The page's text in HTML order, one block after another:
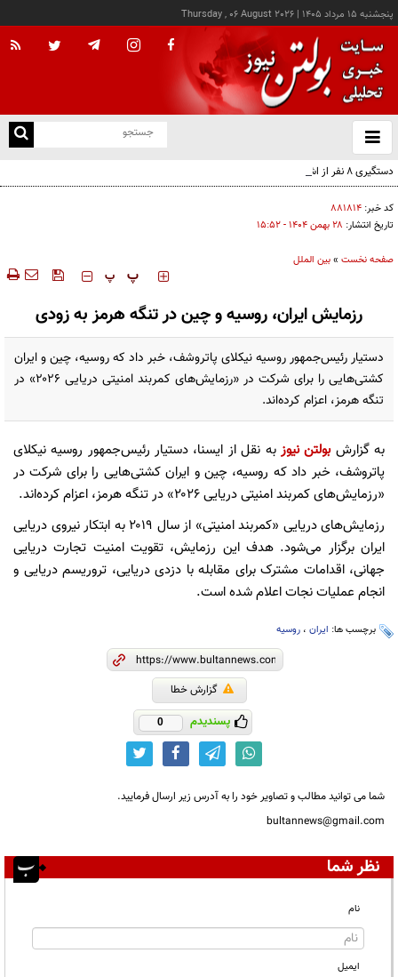
پنجشنبه ۱۵ مرداد ۱۴۰۵ |
Thursday , 06 August 2026
باز
و
دستگیری ۸ نفر از اشرار مسلح شاخص و مرتبطین گروهک‌های تروریستی
کد خبر: ۸۸۱۸۱۴
تاریخ انتشار: ۲۸ بهمن ۱۴۰۴ - ۱۵:۵۲
صفحه نخست »بین الملل
‍‍‍ پ پ
رزمایش ایران، روسیه و چین در تنگه هرمز به زودی
دستیار رئیس‌جمهور روسیه نیکلای پاتروشف، خبر داد که روسیه، چین و ایران
کشتی‌هایی را برای شرکت در «رزمایش‌های کمربند امنیتی دریایی ۲۰۲۶» در
تنگه هرمز، اعزام کرده‌اند.
به گزارشبولتن نیوز به نقل از ایسنا، دستیار رئیس‌جمهور روسیه نیکلای
پاتروشف، خبر داد که روسیه، چین و ایران کشتی‌هایی را برای شرکت در
«رزمایش‌های کمربند امنیتی دریایی ۲۰۲۶» در تنگه هرمز، اعزام کرده‌اند.
رزمایش‌های دریایی «کمربند امنیتی» از سال ۲۰۱۹ به ابتکار نیروی دریایی
ایران برگزار می‌شود. هدف این رزمایش، تقویت امنیت تجارت دریایی
جهانی، اقدامات مشترک برای مقابله با دزدی دریایی، تروریسم دریایی و
انجام عملیات نجات اعلام شده است.
برچسب ها: ایران ، روسیه
گزارش خطا
پسندیدم 0
شما می توانید مطالب و تصاویر خود را به آدرس زیر ارسال فرمایید.
bultannews@gmail.com
نظر شما
نام
ایمیل